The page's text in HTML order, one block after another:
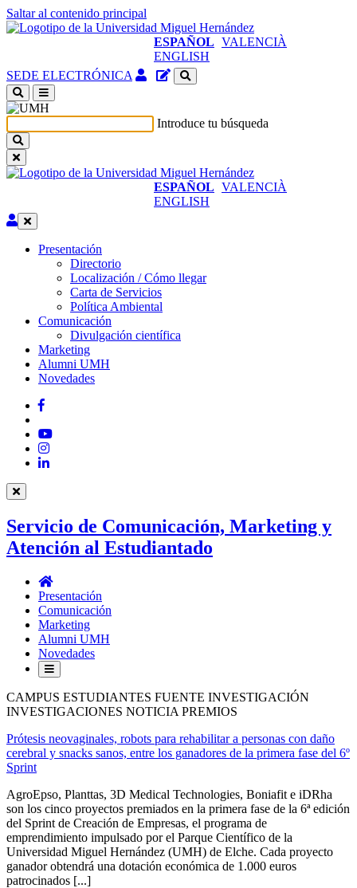
Saltar al contenido principal
ESPAÑOL VALENCIÀ
ENGLISH
SEDE ELECTRÓNICA Acceso
identificado
en
ventana
Gestor
del
sitio
Introduce tu búsqueda
ESPAÑOL VALENCIÀ
ENGLISH
Editar
Presentación
Presentación
Directorio
Localización / Cómo llegar
Carta de Servicios
Política Ambiental
Comunicación
Comunicación
Divulgación científica
Marketing
Alumni UMH
Novedades
Facebook
YouTube
Instagram
LinkedIn
Servicio de Comunicación, Marketing y
Atención al Estudiantado
Servicio
de
Comunicación,
Marketing
y
Atención
al
Estudiantado
Presentación
Comunicación
Marketing
Alumni UMH
Novedades
CAMPUS ESTUDIANTES FUENTE INVESTIGACIÓN
INVESTIGACIONES NOTICIA PREMIOS
Prótesis neovaginales, robots para rehabilitar a personas con daño
cerebral y snacks sanos, entre los ganadores de la primera fase del 6º
Sprint
AgroEpso, Planttas, 3D Medical Technologies, Boniafit e iDRha
son los cinco proyectos premiados en la primera fase de la 6ª edición
del Sprint de Creación de Empresas, el programa de
emprendimiento impulsado por el Parque Científico de la
Universidad Miguel Hernández (UMH) de Elche. Cada proyecto
ganador obtendrá una dotación económica de 1.000 euros
patrocinados [...]